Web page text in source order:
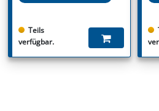
Teils
verfügbar.